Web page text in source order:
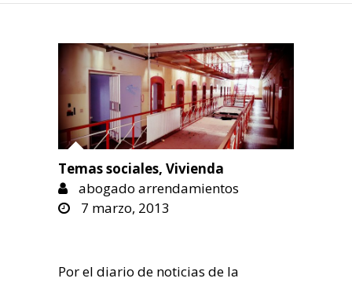
Temas sociales, Vivienda
abogado arrendamientos
7 marzo, 2013
Por el diario de noticias de la